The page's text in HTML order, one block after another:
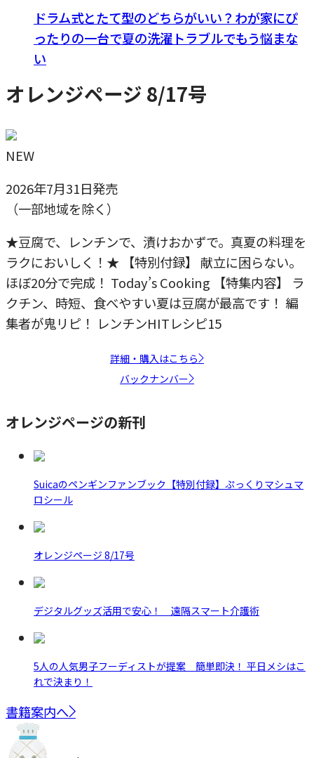
ドラム式とたて型のどちらがいい？わが家にぴ
ったりの一台で夏の洗濯トラブルでもう悩まな
い
オレンジページ 8/17号
NEW
2026年7月31日発売
（一部地域を除く）
★豆腐で、レンチンで、漬けおかずで。真夏の料理を
ラクにおいしく！★ 【特別付録】 献立に困らない。
ほぼ20分で完成！ Today’s Cooking 【特集内容】 ラ
クチン、時短、食べやすい夏は豆腐が最高です！ 編
集者が鬼リピ！ レンチンHITレシピ15
詳細・購入はこちら
バックナンバー
オレンジページの新刊
Suicaのペンギンファンブック【特別付録】ぷっくりマシュマ
ロシール
オレンジページ 8/17号
デジタルグッズ活用で安心！ 遠隔スマート介護術
5人の人気男子フーディストが提案 簡単即決！ 平日メシはこ
れで決まり！
書籍案内へ